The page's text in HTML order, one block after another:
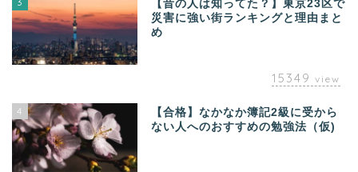
【昔の人は知ってた？】東京23区で
災害に強い街ランキングと理由まと
め
15349 view
4
【合格】なかなか簿記2級に受から
ない人へのおすすめの勉強法（仮)